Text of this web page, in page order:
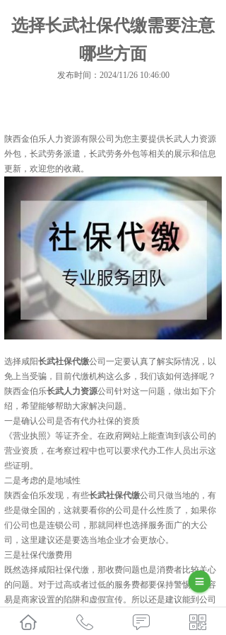
选择长武社保代缴需要注意
哪些方面
发布时间：2024/11/26 10:46:00
陕西金伯乐人力资源有限公司为您主要提供长武人力资源
外包 ，长武劳务派遣，长武劳务外包等相关的展示和信息
更新，欢迎您的收藏。
选择咸阳长武社保代缴公司一定要认真了解实际情况，以
免上当受骗，目前代缴机构这么多，我们该如何选择呢？
陕西金伯乐长武人力资源公司针对这一问题，做出如下介
绍，希望能够帮助大家解决问题。
一是确认公司是否有代办社保的资质
《营业执照》等证齐全。在政府网站上能查询到该公司的
营业资质，在考察过程中也可以要求代办工作人员出示这
些证明。
二是考虑的是地域性
陕西金伯乐发现，有些长武社保代缴公司只做当地的，有
些是做全国的，这就要看你的公司是什么性质了，如果你
们公司也是连锁公司，那就同样也选择服务面广的大公
司，这里建议还是要选当地企业才会更放心。
三是社保代缴费用
既然选择咸阳社保代缴，那收费问题也是消费者比较关心
的问题。对于过高或者过低的服务费都要保持警惕，很容
易是商家设置的陷阱和虚假宣传。所以还是建议能到公司
实地考察一下，看一看咸阳社保代缴公司是不是明码实
价，有没有隐形费用等等，这就需要在选择的时候不要着